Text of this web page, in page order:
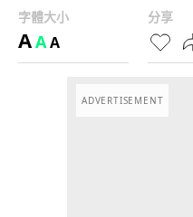
字體大小
AAA
分享
ADVERTISEMENT